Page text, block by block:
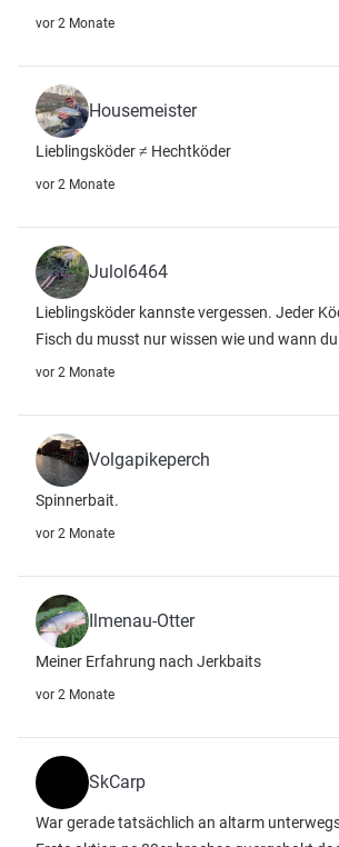
vor 2 Monate
Housemeister
Lieblingsköder ≠ Hechtköder
vor 2 Monate
Julol6464
Lieblingsköder kannste vergessen. Jeder
Fisch du musst nur wissen wie und wann
vor 2 Monate
Volgapikeperch
Spinnerbait.
vor 2 Monate
Ilmenau-Otter
Meiner Erfahrung nach Jerkbaits
vor 2 Monate
SkCarp
War gerade tatsächlich an altarm